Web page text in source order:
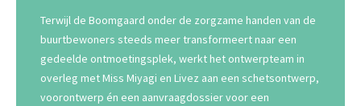
Terwijl de Boomgaard onder de zorgzame handen van de
buurtbewoners steeds meer transformeert naar een
gedeelde ontmoetingsplek, werkt het ontwerpteam in
overleg met Miss Miyagi en Livez aan een schetsontwerp,
voorontwerp én een aanvraagdossier voor een